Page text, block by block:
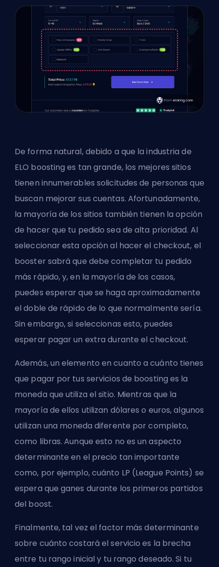
De forma natural, debido a que la industria de
ELO boosting es tan grande, los mejores sitios
tienen innumerables solicitudes de personas que
buscan mejorar sus cuentas. Afortunadamente,
la mayoría de los sitios también tienen la opción
de hacer que tu pedido sea de alta prioridad. Al
seleccionar esta opción al hacer el checkout, el
booster sabrá que debe completar tu pedido
más rápido, y, en la mayoría de los casos,
puedes esperar que se haga aproximadamente
el doble de rápido de lo que normalmente sería.
Sin embargo, si seleccionas esto, puedes
esperar pagar un extra durante el checkout.
Además, un elemento en cuanto a cuánto tienes
que pagar por tus servicios de boosting es la
moneda que utiliza el sitio. Mientras que la
mayoría de ellos utilizan dólares o euros, algunos
utilizan una moneda diferente por completo,
como libras. Aunque esto no es un aspecto
determinante en el precio tan importante
como, por ejemplo, cuánto LP (League Points) se
espera que ganes durante los primeros partidos
del boost.
Finalmente, tal vez el factor más determinante
sobre cuánto costará el servicio es la brecha
entre tu rango inicial y tu rango deseado. Si tu